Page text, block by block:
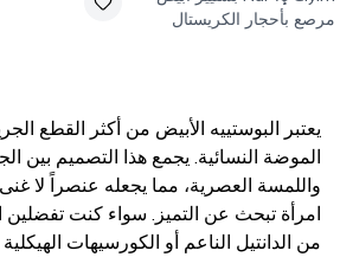
مرصع بأحجار الكريستال
يعتبر البوستييه الأبيض من أكثر القطع
الموضة النسائية. يجمع هذا التصميم بين
واللمسة العصرية، مما يجعله عنصراً لا
امرأة تبحث عن التميز. سواء كنت تفضلين
من الدانتيل الناعم أو الكورسيهات